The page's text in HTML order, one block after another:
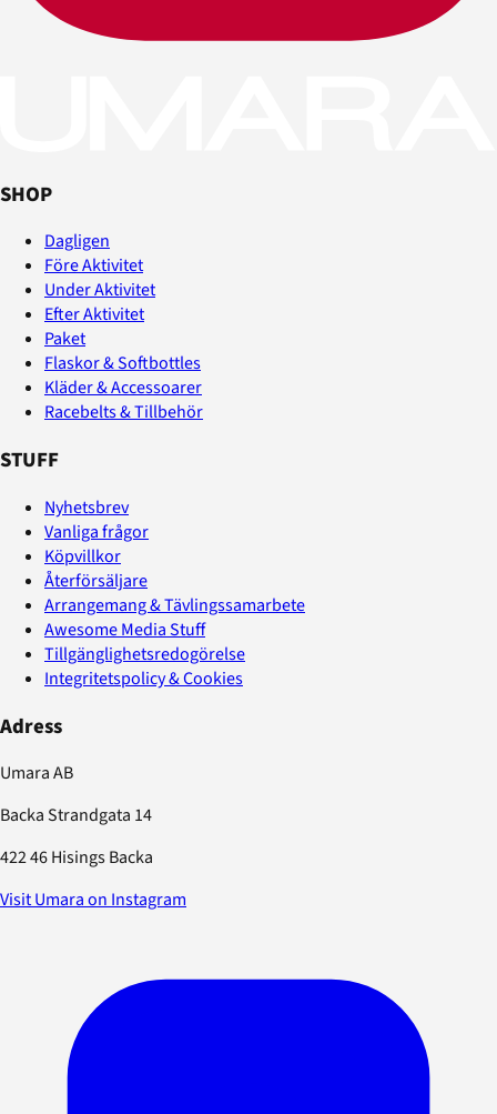
SHOP
Dagligen
Före Aktivitet
Under Aktivitet
Efter Aktivitet
Paket
Flaskor & Softbottles
Kläder & Accessoarer
Racebelts & Tillbehör
STUFF
Nyhetsbrev
Vanliga frågor
Köpvillkor
Återförsäljare
Arrangemang & Tävlingssamarbete
Awesome Media Stuff
Tillgänglighetsredogörelse
Integritetspolicy & Cookies
Adress
Umara AB
Backa Strandgata 14
422 46 Hisings Backa
Visit Umara on Instagram